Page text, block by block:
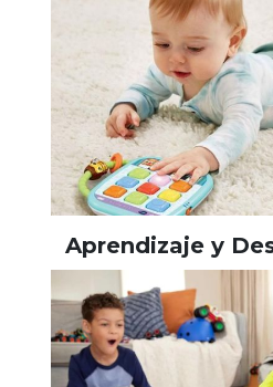
Aprendizaje y